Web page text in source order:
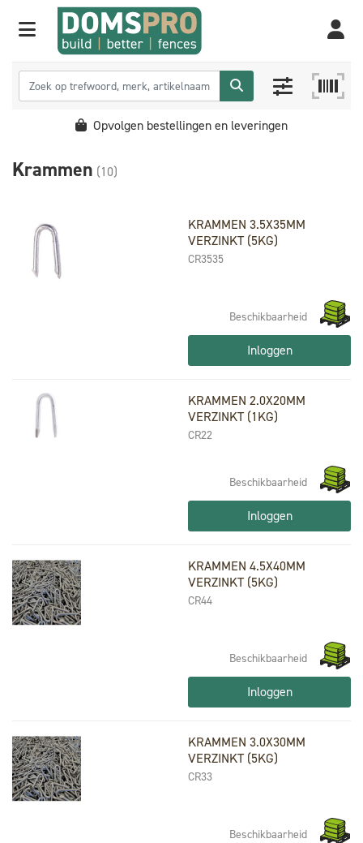
Opvolgen bestellingen en leveringen
Krammen (10)
KRAMMEN 3.5X35MM
VERZINKT (5KG)
CR3535
Beschikbaarheid
Inloggen
KRAMMEN 2.0X20MM
VERZINKT (1KG)
CR22
Beschikbaarheid
Inloggen
KRAMMEN 4.5X40MM
VERZINKT (5KG)
CR44
Beschikbaarheid
Inloggen
KRAMMEN 3.0X30MM
VERZINKT (5KG)
CR33
Beschikbaarheid